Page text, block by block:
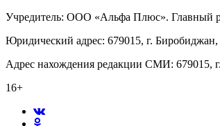
Учредитель: ООО «Альфа Плюс». Главный
Юридический адрес: 679015, г.
Адрес нахождения редакции СМИ: 679015,
16+